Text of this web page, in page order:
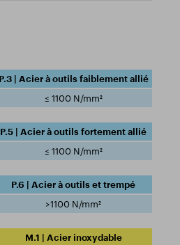
P.3 | Acier à outils faiblement allié
≤ 1100 N/mm²
P.5 | Acier à outils fortement allié
≤ 1100 N/mm²
P.6 | Acier à outils et trempé
>1100 N/mm²
M.1 | Acier inoxydable